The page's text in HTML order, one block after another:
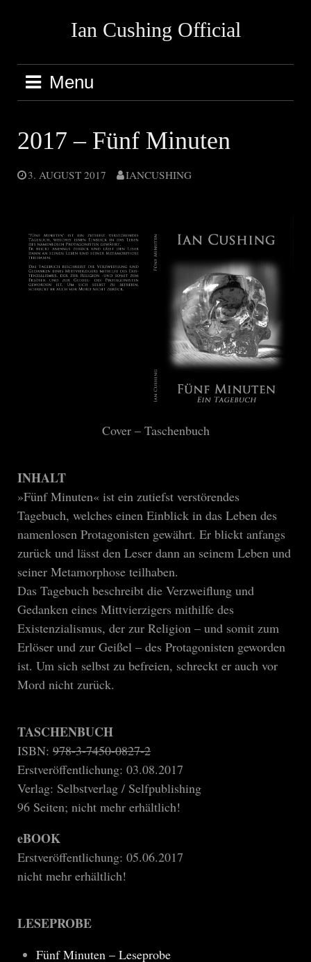
Ian Cushing Official
Menu
2017 – Fünf Minuten
3. AUGUST 2017 IANCUSHING
Cover – Taschenbuch
INHALT
»Fünf Minuten« ist ein zutiefst verstörendes
Tagebuch, welches einen Einblick in das Leben des
namenlosen Protagonisten gewährt. Er blickt anfangs
zurück und lässt den Leser dann an seinem Leben und
seiner Metamorphose teilhaben.
Das Tagebuch beschreibt die Verzweiflung und
Gedanken eines Mittvierzigers mithilfe des
Existenzialismus, der zur Religion – und somit zum
Erlöser und zur Geißel – des Protagonisten geworden
ist. Um sich selbst zu befreien, schreckt er auch vor
Mord nicht zurück.
TASCHENBUCH
ISBN: 978-3-7450-0827-2
Erstveröffentlichung: 03.08.2017
Verlag: Selbstverlag / Selfpublishing
96 Seiten; nicht mehr erhältlich!
eBOOK
Erstveröffentlichung: 05.06.2017
nicht mehr erhältlich!
LESEPROBE
Fünf Minuten – Leseprobe